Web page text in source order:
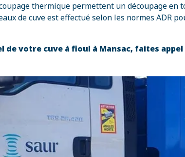
thermique permettent un découpage
de cuve est effectué selon les normes ADR
votre cuve à fioul à Mansac, faites appel